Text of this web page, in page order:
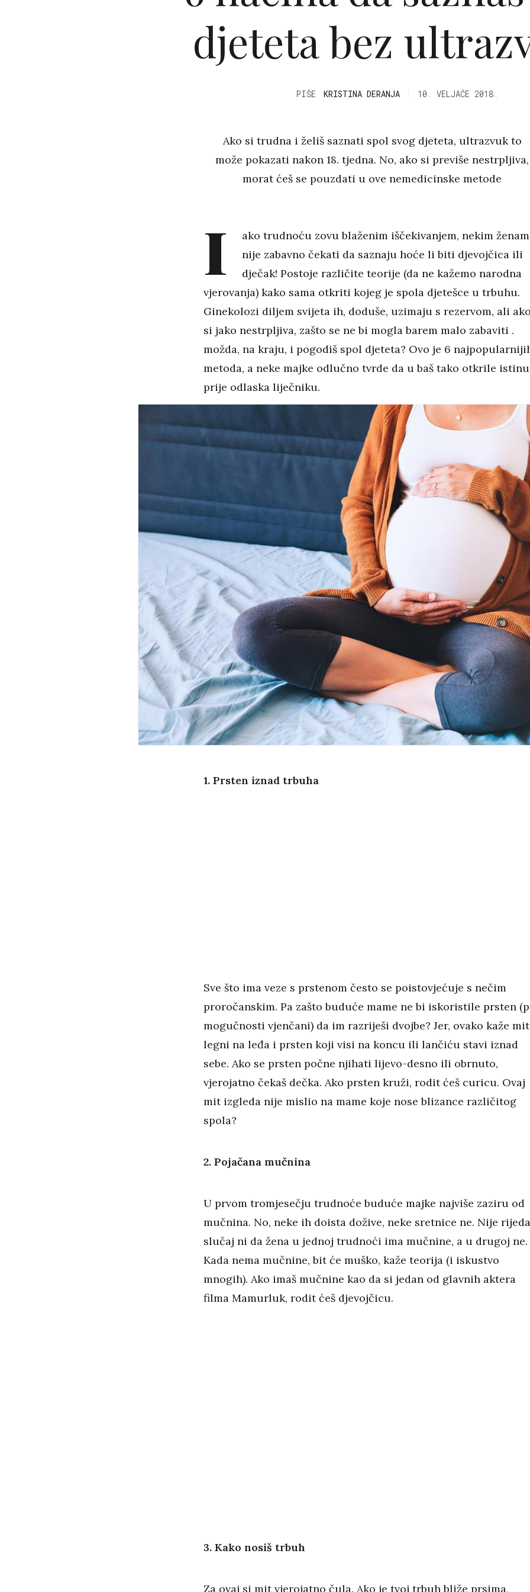
djeteta bez
PIŠE KRISTINA DERANJA 10. VELJAČE 2018.
Ako si trudna i želiš saznati spol svog djeteta, ultrazvuk to
može pokazati nakon 18. tjedna. No, ako si previše nestrpljiva,
morat ćeš se pouzdati u ove nemedicinske metode
I
ako trudnoću zovu blaženim iščekivanjem, nekim
nije zabavno čekati da saznaju hoće li biti djevojčica ili
dječak! Postoje različite teorije (da ne kažemo narodna
vjerovanja) kako sama otkriti kojeg je spola djetešce u trbuhu.
Ginekolozi diljem svijeta ih, doduše, uzimaju s rezervom, ali
si jako nestrpljiva, zašto se ne bi mogla barem malo zabaviti .
možda, na kraju, i pogodiš spol djeteta? Ovo je 6
metoda, a neke majke odlučno tvrde da u baš tako otkrile
prije odlaska liječniku.
1. Prsten iznad trbuha
Sve što ima veze s prstenom često se poistovjećuje s nečim
proročanskim. Pa zašto buduće mame ne bi iskoristile prsten
mogučnosti vjenčani) da im razriješi dvojbe? Jer, ovako kaže
legni na leđa i prsten koji visi na koncu ili lančiću stavi iznad
sebe. Ako se prsten počne njihati lijevo-desno ili obrnuto,
vjerojatno čekaš dečka. Ako prsten kruži, rodit ćeš curicu. Ovaj
mit izgleda nije mislio na mame koje nose blizance različitog
spola?
2. Pojačana mučnina
U prvom tromjesečju trudnoće buduće majke najviše zaziru od
mučnina. No, neke ih doista dožive, neke sretnice ne. Nije
slučaj ni da žena u jednoj trudnoći ima mučnine, a u drugoj ne.
Kada nema mučnine, bit će muško, kaže teorija (i iskustvo
mnogih). Ako imaš mučnine kao da si jedan od glavnih aktera
filma Mamurluk, rodit ćeš djevojčicu.
3. Kako nosiš trbuh
Za ovaj si mit vjerojatno čula. Ako je tvoj trbuh bliže prsima,